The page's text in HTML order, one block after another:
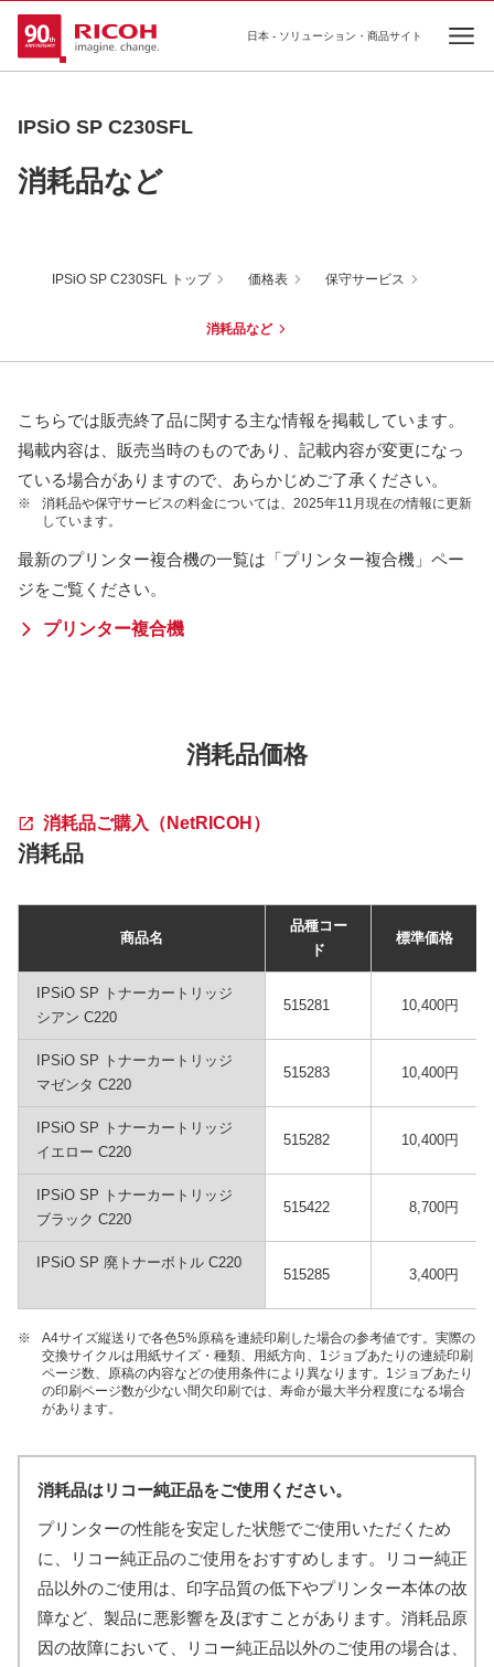
日本 - ソリューション・商品サイト
IPSiO SP C230SFL
消耗品など
IPSiO SP C230SFL トップ 価格表 保守サービス
消耗品など
こちらでは販売終了品に関する主な情報を掲載しています。
掲載内容は、販売当時のものであり、記載内容が変更になっ
ている場合がありますので、あらかじめご了承ください。
※
消耗品や保守サービスの料金については、2025年11月現在の情報に更新
しています。
最新のプリンター複合機の一覧は「プリンター複合機」ペー
ジをご覧ください。
プリンター複合機
消耗品価格
消耗品ご購入（NetRICOH）
消耗品
商品名
品種コー
ド
標準価格
IPSiO SP トナーカートリッジ
シアン C220
515281 10,400円
IPSiO SP トナーカートリッジ
マゼンタ C220
515283 10,400円
IPSiO SP トナーカートリッジ
イエロー C220
515282 10,400円
IPSiO SP トナーカートリッジ
ブラック C220
515422 8,700円
IPSiO SP 廃トナーボトル C220
515285 3,400円
※
A4サイズ縦送りで各色5%原稿を連続印刷した場合の参考値です。実際の
交換サイクルは用紙サイズ・種類、用紙方向、1ジョブあたりの連続印刷
ページ数、原稿の内容などの使用条件により異なります。1ジョブあたり
の印刷ページ数が少ない間欠印刷では、寿命が最大半分程度になる場合
があります。
消耗品はリコー純正品をご使用ください。
プリンターの性能を安定した状態でご使用いただくため
に、リコー純正品のご使用をおすすめします。リコー純正
品以外のご使用は、印字品質の低下やプリンター本体の故
障など、製品に悪影響を及ぼすことがあります。消耗品原
因の故障において、リコー純正品以外のご使用の場合は、